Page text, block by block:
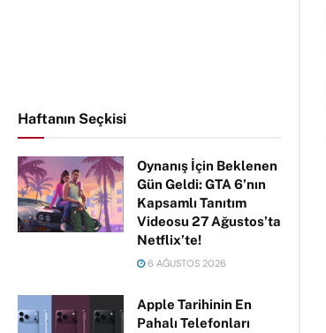
Haftanın Seçkisi
Oynanış İçin Beklenen
Gün Geldi: GTA 6’nın
Kapsamlı Tanıtım
Videosu 27 Ağustos’ta
Netflix’te!
6 AĞUSTOS 2026
Apple Tarihinin En
Pahalı Telefonları